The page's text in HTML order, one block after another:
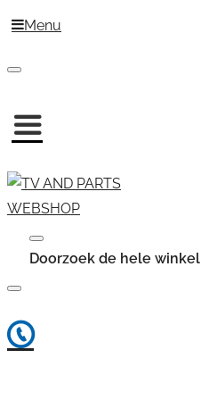
Menu
Doorzoek de hele winkel